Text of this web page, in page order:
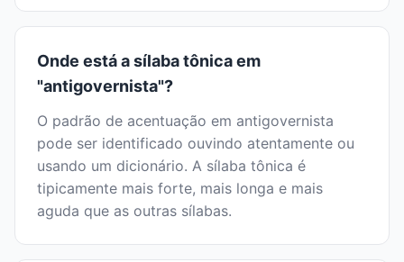
Onde está a sílaba tônica em
"antigovernista"?
O padrão de acentuação em antigovernista
pode ser identificado ouvindo atentamente ou
usando um dicionário. A sílaba tônica é
tipicamente mais forte, mais longa e mais
aguda que as outras sílabas.